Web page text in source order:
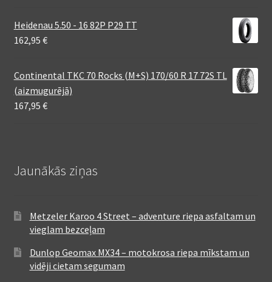
Heidenau 5.50 - 16 82P P29 TT
162,95 €
Continental TKC 70 Rocks (M+S) 170/60 R 17 72S TL
(aizmugurējā)
167,95 €
Jaunākās ziņas
Metzeler Karoo 4 Street – adventure riepa asfaltam un
vieglam bezceļam
Dunlop Geomax MX34 – motokrosa riepa mīkstam un
vidēji cietam segumam